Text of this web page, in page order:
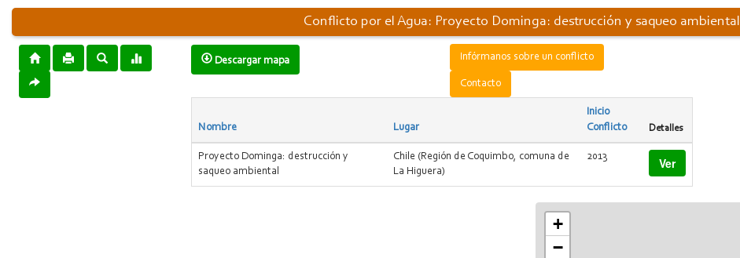
Conflicto por el Agua: Proyecto Dominga: destrucción y saqueo ambiental
Descargar mapa Infórmanos sobre un conflicto
Contacto
Nombre Lugar
Inicio
Conflicto
Detalles
Proyecto Dominga: destrucción y
saqueo ambiental
Chile (Región de Coquimbo, comuna de
La Higuera)
2013 Ver
+
−